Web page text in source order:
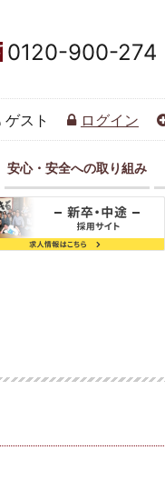
0120-900-274
ゲスト ログイン
安心・安全への取り組み